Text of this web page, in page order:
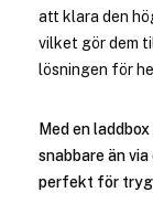
att klara den
vilket gör dem
lösningen för
Med en
snabbare än
perfekt för